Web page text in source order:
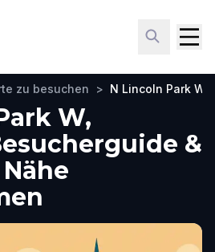
zu besuchen > N Lincoln Park W
W,
&